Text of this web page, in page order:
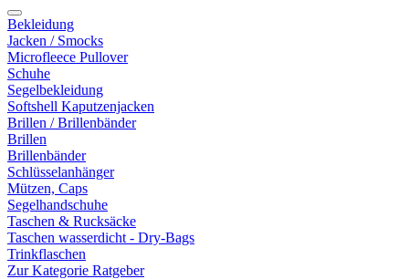
Bekleidung
Jacken / Smocks
Microfleece Pullover
Schuhe
Segelbekleidung
Softshell Kaputzenjacken
Brillen / Brillenbänder
Brillen
Brillenbänder
Schlüsselanhänger
Mützen, Caps
Segelhandschuhe
Taschen & Rucksäcke
Taschen wasserdicht - Dry-Bags
Trinkflaschen
Zur Kategorie Ratgeber